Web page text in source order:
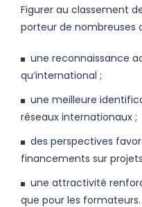
Figurer au classement
porteur de nombreuses
une reconnaissance
qu’international ;
une meilleure
réseaux internationaux ;
des perspectives
financements sur
une attractivité
que pour les formateurs.